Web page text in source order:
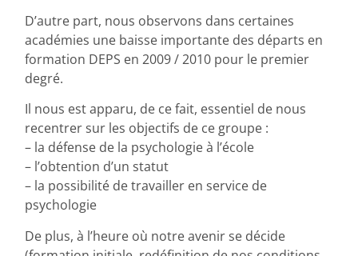
D’autre part, nous observons dans certaines
académies une baisse importante des départs en
formation DEPS en 2009 / 2010 pour le premier
degré.
Il nous est apparu, de ce fait, essentiel de nous
recentrer sur les objectifs de ce groupe :
– la défense de la psychologie à l’école
– l’obtention d’un statut
– la possibilité de travailler en service de
psychologie
De plus, à l’heure où notre avenir se décide